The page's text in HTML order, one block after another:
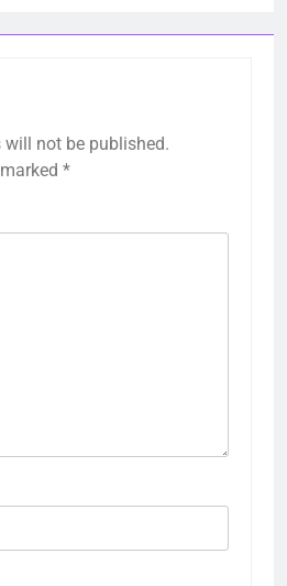
will not be published.
*